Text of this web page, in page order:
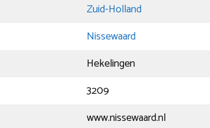
Zuid-Holland
Nissewaard
Hekelingen
3209
www.nissewaard.nl